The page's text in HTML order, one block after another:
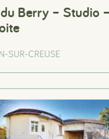
Berry – Studio
SUR-CREUSE